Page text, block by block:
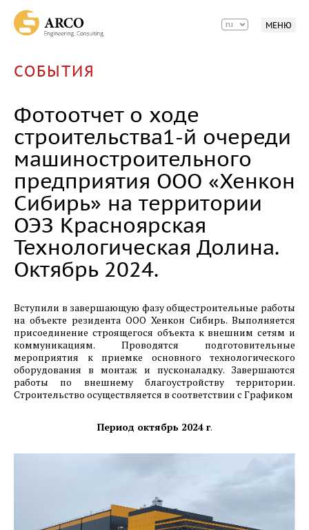
ru МЕНЮ
СОБЫТИЯ
Фотоотчет о ходе
строительства1-й очереди
машиностроительного
предприятия ООО «Хенкон
Сибирь» на территории
ОЭЗ Красноярская
Технологическая Долина.
Октябрь 2024.
Вступили в завершающую фазу общестроительные работы
на объекте резидента ООО Хенкон Сибирь. Выполняется
присоединение строящегося объекта к внешним сетям и
коммуникациям. Проводятся подготовительные
мероприятия к приемке основного технологического
оборудования в монтаж и пусконаладку. Завершаются
работы по внешнему благоустройству территории.
Строительство осуществляется в соответствии с Графиком
Период октябрь 2024 г.